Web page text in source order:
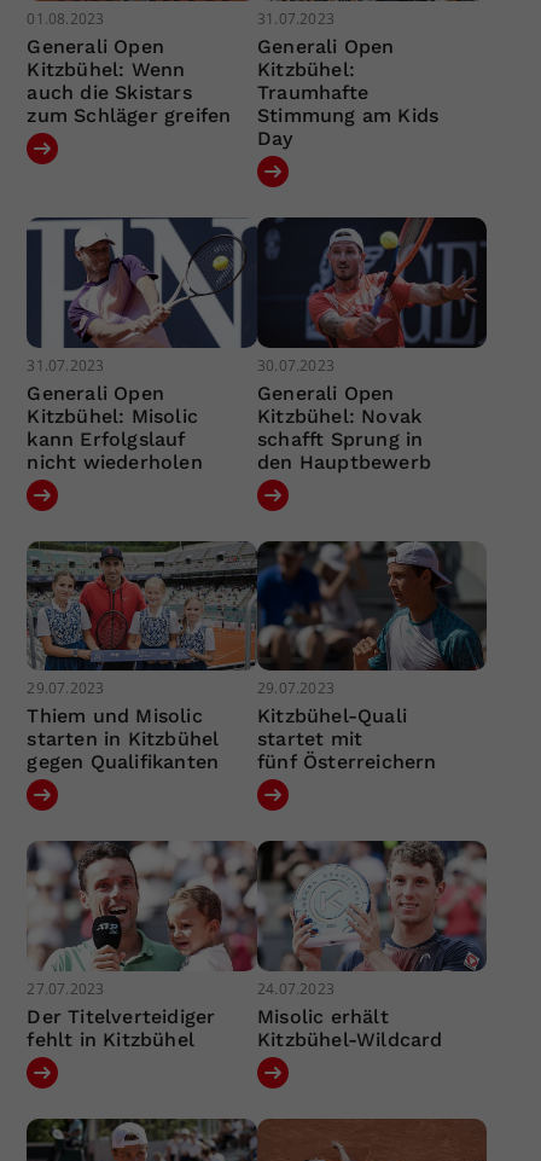
01.08.2023
Generali Open
Kitzbühel: Wenn
auch die Skistars
zum Schläger greifen
31.07.2023
Generali Open
Kitzbühel:
Traumhafte
Stimmung am Kids
Day
31.07.2023
Generali Open
Kitzbühel: Misolic
kann Erfolgslauf
nicht wiederholen
30.07.2023
Generali Open
Kitzbühel: Novak
schafft Sprung in
den Hauptbewerb
29.07.2023
Thiem und Misolic
starten in Kitzbühel
gegen Qualifikanten
29.07.2023
Kitzbühel-Quali
startet mit
fünf Österreichern
27.07.2023
Der Titelverteidiger
fehlt in Kitzbühel
24.07.2023
Misolic erhält
Kitzbühel-Wildcard